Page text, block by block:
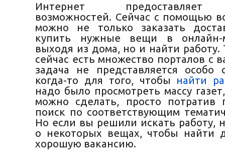
Интернет предоставляет
возможностей. Сейчас с помощью
можно не только заказать
купить нужные вещи в онлайн-
выходя из дома, но и найти работу.
сейчас есть множество порталов с
задача не представляется особо
когда-то для того, чтобы найти
надо было просмотреть массу
можно сделать, просто потратив
поиск по соответствующим
Но если вы решили искать работу,
о некоторых вещах, чтобы найти
хорошую вакансию.